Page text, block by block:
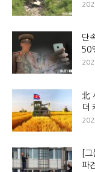
단
北
더
[
파